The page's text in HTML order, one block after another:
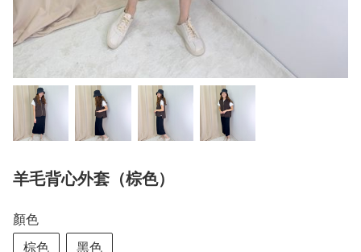
羊毛背心外套（棕色）
顏色
棕色 黑色